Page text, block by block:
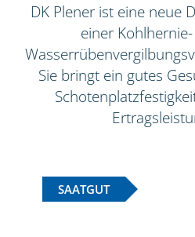
DK Plener ist eine neue
einer
Sie bringt ein gutes
SAATGUT